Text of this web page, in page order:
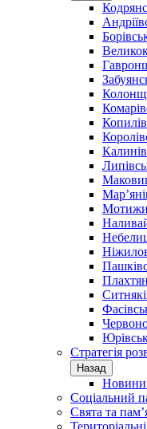
Стратегія
Назад
Новини
Соціальний
Свята та